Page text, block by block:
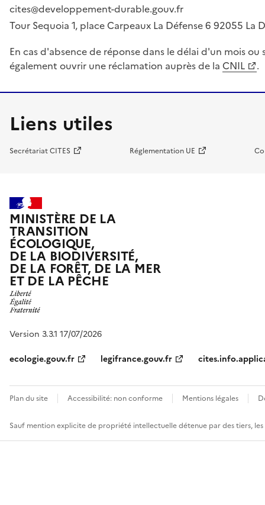
cites@developpement-durable.gouv.fr
Tour Sequoia 1, place Carpeaux La Défense 6 92055 La
En cas d'absence de réponse dans le délai d'un mois
également ouvrir une réclamation auprès de la CNIL .
Liens utiles
Secrétariat CITES Réglementation UE
MINISTÈRE DE LA
TRANSITION
ÉCOLOGIQUE,
DE LA BIODIVERSITÉ,
DE LA FORÊT, DE LA MER
ET DE LA PÊCHE
Version 3.3.1 17/07/2026
ecologie.gouv.fr
legifrance.gouv.fr
Plan du site Accessibilité: non conforme Mentions légales
Sauf mention explicite de propriété intellectuelle détenue par des tiers,